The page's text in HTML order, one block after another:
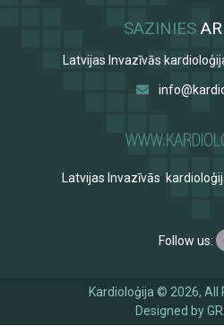
SAZINIES
Latvijas Invazīvās
Latvijas Invazīvās
Follow us:
Kardioloģija © 2026, All
Designed by